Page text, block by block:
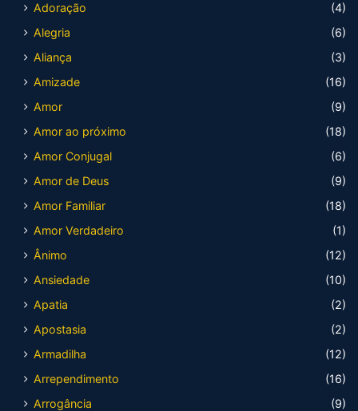
Adoração
(4)
Alegria
(6)
Aliança
(3)
Amizade
(16)
Amor
(9)
Amor ao próximo
(18)
Amor Conjugal
(6)
Amor de Deus
(9)
Amor Familiar
(18)
Amor Verdadeiro
(1)
Ânimo
(12)
Ansiedade
(10)
Apatia
(2)
Apostasia
(2)
Armadilha
(12)
Arrependimento
(16)
Arrogância
(9)